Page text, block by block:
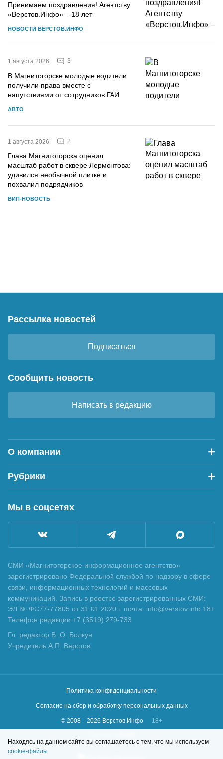
Принимаем поздравления! Агентству
«Верстов.Инфо» – 18 лет
НОВОСТИ ВЕРСТОВ.ИНФО
1 августа 2026 3
В Магнитогорске молодые водители
получили права вместе с
напутствиями от сотрудников ГАИ
АВТО
1 августа 2026 2
Глава Магнитогорска оценил
масштаб работ в сквере Лермонтова:
удивился необычной плитке и
похвалил подрядчиков
ВИП-НОВОСТЬ
Рассылка новостей
Подписаться
Сообщить новость
Написать в редакцию
О компании
Рубрики
Мы в соцсетях
СМИ «Магнитогорское информационное агентство»
зарегистрировано Федеральной службой по надзору в сфере
связи, информационных технологий и массовых
коммуникаций. Запись в реестре зарегистрированных СМИ:
ЭЛ № ФС77-77805 от 31.01.2020 г. почта: info@verstov.info 18+
Телефон редакции +7 (3519) 279-733
Гл. редактор В. О. Болкун
Учредитель А.П. Верстов
Политика конфиденциальности
Согласие на сбор и обработку персональных данных
© 2008—2026 Верстов.Инфо
18+
Находясь на данном сайте вы соглашаетесь с тем, что мы используем
cookie-файлы